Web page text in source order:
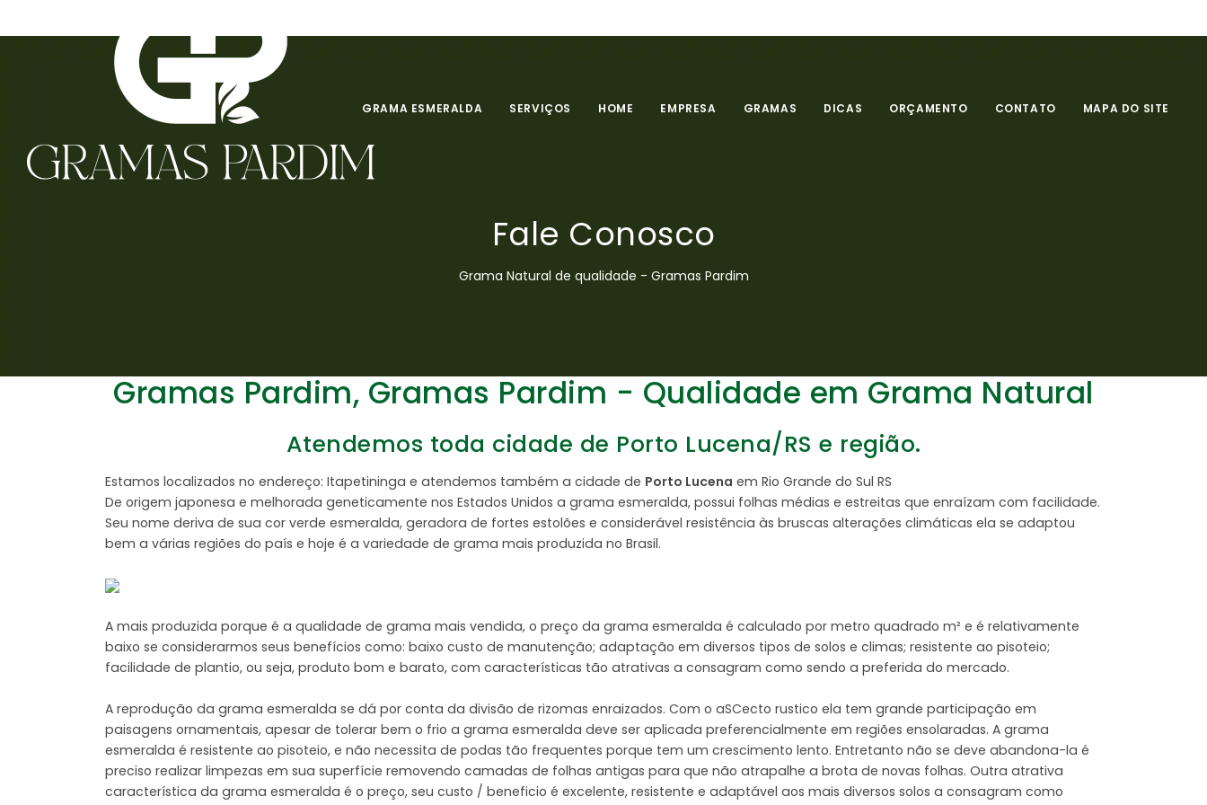
GRAMA ESMERALDA SERVIÇOS HOME EMPRESA GRAMAS DICAS ORÇAMENTO CONTATO MAPA DO SITE
Fale Conosco
Grama Natural de qualidade - Gramas Pardim
Gramas Pardim, Gramas Pardim - Qualidade em Grama Natural
Atendemos toda cidade de Porto Lucena/RS e região.
Estamos localizados no endereço: Itapetininga e atendemos também a cidade de Porto Lucena em Rio Grande do Sul RS
De origem japonesa e melhorada geneticamente nos Estados Unidos a grama esmeralda, possui folhas médias e estreitas que enraízam com facilidade.
Seu nome deriva de sua cor verde esmeralda, geradora de fortes estolões e considerável resistência às bruscas alterações climáticas ela se adaptou
bem a várias regiões do país e hoje é a variedade de grama mais produzida no Brasil.
A mais produzida porque é a qualidade de grama mais vendida, o preço da grama esmeralda é calculado por metro quadrado m² e é relativamente
baixo se considerarmos seus benefícios como: baixo custo de manutenção; adaptação em diversos tipos de solos e climas; resistente ao pisoteio;
facilidade de plantio, ou seja, produto bom e barato, com características tão atrativas a consagram como sendo a preferida do mercado.
A reprodução da grama esmeralda se dá por conta da divisão de rizomas enraizados. Com o aSCecto rustico ela tem grande participação em
paisagens ornamentais, apesar de tolerar bem o frio a grama esmeralda deve ser aplicada preferencialmente em regiões ensolaradas. A grama
esmeralda é resistente ao pisoteio, e não necessita de podas tão frequentes porque tem um crescimento lento. Entretanto não se deve abandona-la é
preciso realizar limpezas em sua superfície removendo camadas de folhas antigas para que não atrapalhe a brota de novas folhas. Outra atrativa
característica da grama esmeralda é o preço, seu custo / beneficio é excelente, resistente e adaptável aos mais diversos solos a consagram como